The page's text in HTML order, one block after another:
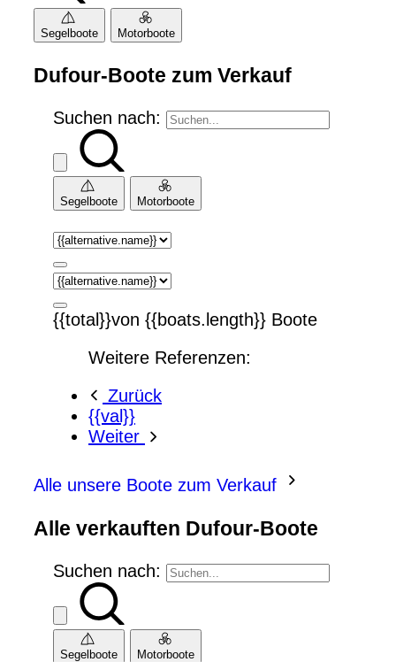
Segelboote Motorboote
Dufour-Boote zum Verkauf
Suchen nach:
Segelboote Motorboote
{{total}}von {{boats.length}} Boote
Weitere Referenzen:
Zurück
{{val}}
Weiter
Alle unsere Boote zum Verkauf
Alle verkauften Dufour-Boote
Suchen nach:
Segelboote Motorboote